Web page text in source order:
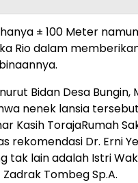
± 100 Meter
Rio dalam
Bidan Desa Bungin,
nenek lansia
Kasih TorajaRumah
rekomendasi Dr. Erni
tak lain adalah Istri
Tombeg Sp.A.